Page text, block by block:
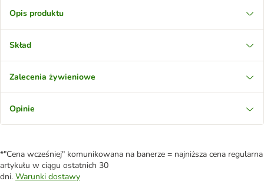
Opis produktu
Skład
Zalecenia żywieniowe
Opinie
*"Cena wcześniej" komunikowana na banerze = najniższa cena regularna
artykułu w ciągu ostatnich 30
dni. Warunki dostawy